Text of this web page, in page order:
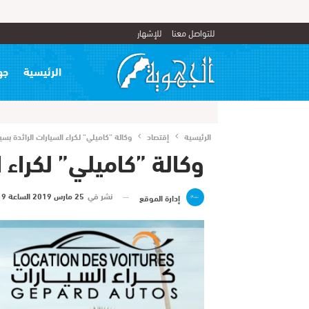
للتواصل معنا للإشهار
الرئيسية
الرئيسية إقتصاد وكالة ”كاميلي” لكراء السيارات الرائدة
وكالة ”كاميلي”
إدارة الموقع نشر في 25 مارس 2019 الساعة 9 و 40 دقيقة